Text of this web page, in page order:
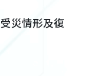
災情形及復